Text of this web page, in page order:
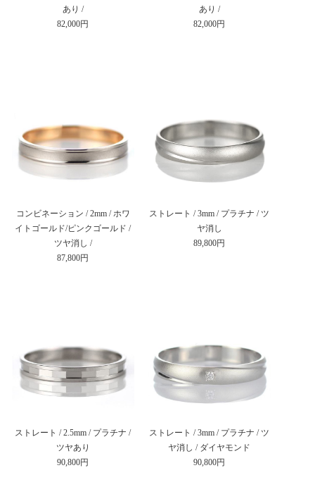
ストレート / 3mm / プラチナ / ツ
ヤ消し
89,800円
コンビネーション / 2mm / ホワ
イトゴールド/ピンクゴールド /
ツヤ消し /
87,800円
ストレート / 2.5mm / プラチナ /
ツヤあり
90,800円
ストレート / 3mm / プラチナ / ツ
ヤ消し / ダイヤモンド
90,800円
あり /
82,000円
あり /
82,000円